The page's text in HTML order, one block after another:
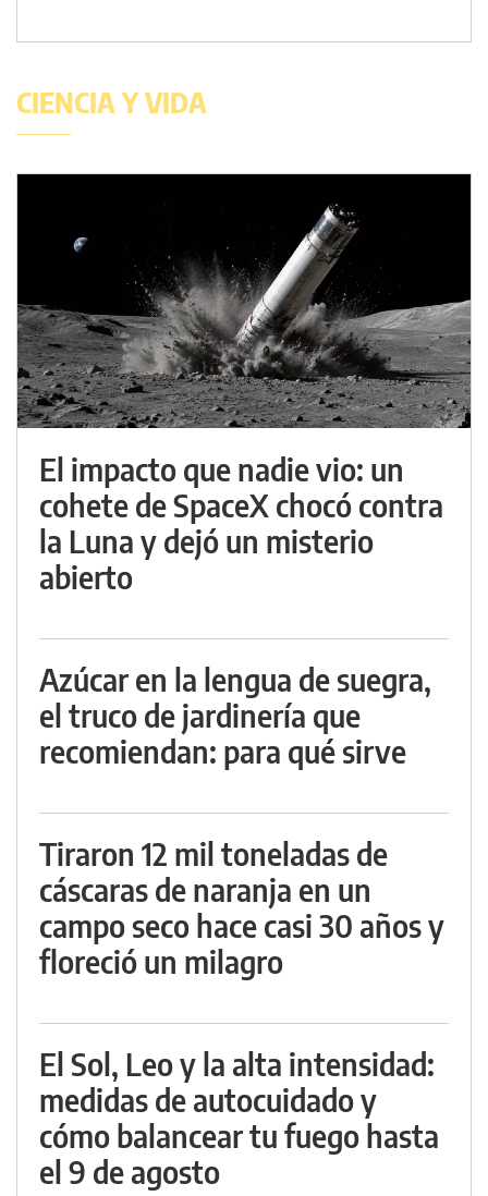
CIENCIA Y VIDA
El impacto que nadie vio: un
cohete de SpaceX chocó contra
la Luna y dejó un misterio
abierto
Azúcar en la lengua de suegra,
el truco de jardinería que
recomiendan: para qué sirve
Tiraron 12 mil toneladas de
cáscaras de naranja en un
campo seco hace casi 30 años y
floreció un milagro
El Sol, Leo y la alta intensidad:
medidas de autocuidado y
cómo balancear tu fuego hasta
el 9 de agosto